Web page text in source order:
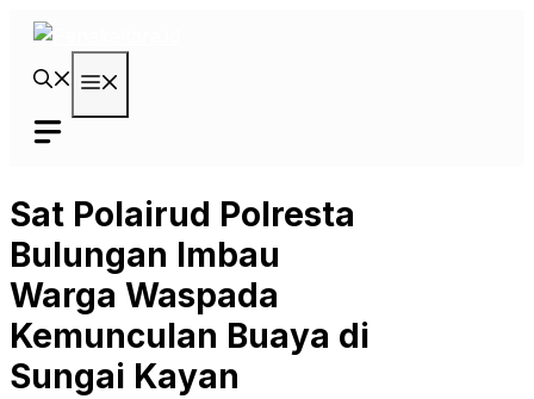
Langsung
Sat Polairud Polresta
Bulungan Imbau
Warga Waspada
Kemunculan Buaya di
Sungai Kayan